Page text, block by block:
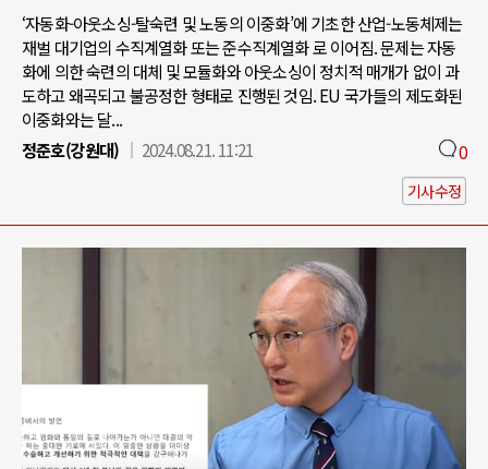
‘자동화-아웃소싱-탈숙련 및 노동의 이중화’에 기초한 산업-노동체제는
재벌 대기업의 수직계열화 또는 준수직계열화 로 이어짐. 문제는 자동
화에 의한 숙련의 대체 및 모듈화와 아웃소싱이 정치적 매개가 없이 과
도하고 왜곡되고 불공정한 형태로 진행된 것임. EU 국가들의 제도화된
이중화와는 달...
정준호(강원대)
2024.08.21. 11:21 0
기사수정